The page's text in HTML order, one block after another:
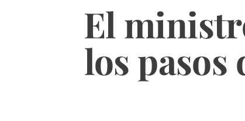
El
los pasos